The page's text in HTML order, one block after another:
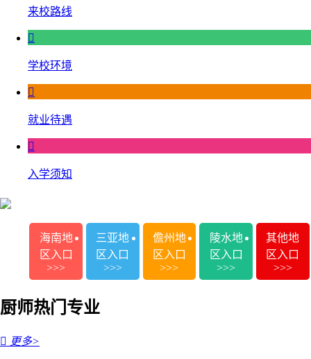
来校路线

学校环境

就业待遇

入学须知
海南地
区入口
>>>
三亚地
区入口
>>>
儋州地
区入口
>>>
陵水地
区入口
>>>
其他地
区入口
>>>
厨师热门专业
 更多>